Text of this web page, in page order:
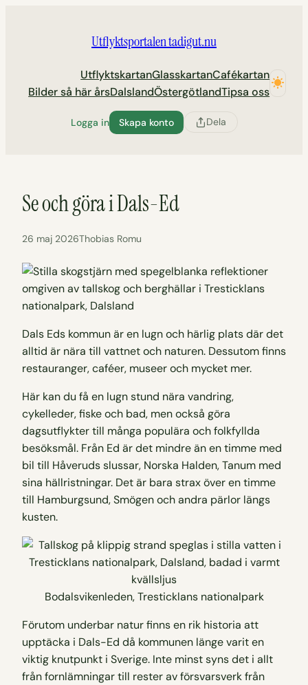
Utflyktsportalen tadigut.nu
UtflyktskartanGlasskartanCafékartan
Bilder så här årsDalslandÖstergötlandTipsa oss
Logga in Skapa konto Dela
Se och göra i Dals-Ed
26 maj 2026Thobias Romu
Dals Eds kommun är en lugn och härlig plats där det
alltid är nära till vattnet och naturen. Dessutom finns
restauranger, caféer, museer och mycket mer.
Här kan du få en lugn stund nära vandring,
cykelleder, fiske och bad, men också göra
dagsutflykter till många populära och folkfyllda
besöksmål. Från Ed är det mindre än en timme med
bil till Håveruds slussar, Norska Halden, Tanum med
sina hällristningar. Det är bara strax över en timme
till Hamburgsund, Smögen och andra pärlor längs
kusten.
Bodalsvikenleden, Tresticklans nationalpark
Förutom underbar natur finns en rik historia att
upptäcka i Dals-Ed då kommunen länge varit en
viktig knutpunkt i Sverige. Inte minst syns det i allt
från fornlämningar till rester av försvarsverk från